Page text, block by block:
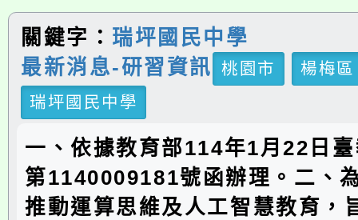
關鍵字： 瑞坪國民中學
最新消息-研習資訊
桃園市
楊梅區
瑞坪國民中學
一、依據教育部114年1月22日
第1140009181號函辦理。二、
推動運算思維及人工智慧教育，